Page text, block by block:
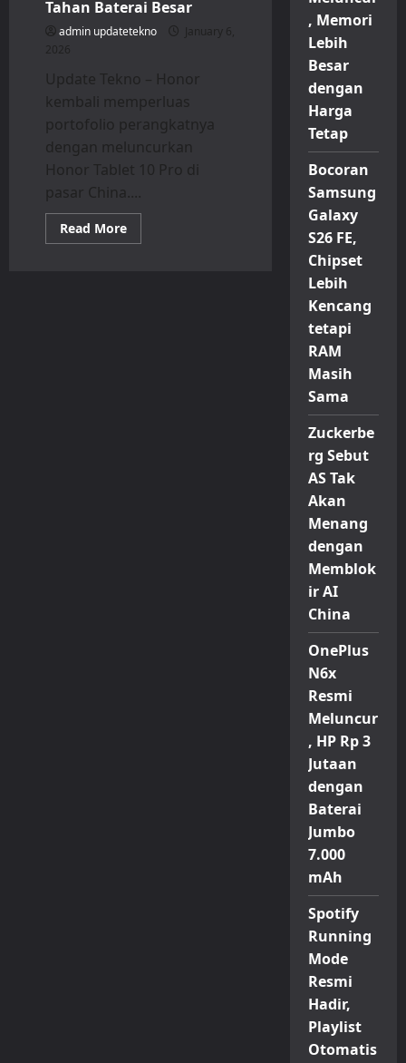
Tahan Baterai Besar
admin updatetekno
January 6,
2026
Update Tekno – Honor
kembali memperluas
portofolio perangkatnya
dengan meluncurkan
Honor Tablet 10 Pro di
pasar China....
Read MoreRead
more
, Memori
Lebih
Besar
dengan
Harga
Tetap
Bocoran
Samsung
Galaxy
S26 FE,
Chipset
Lebih
Kencang
tetapi
RAM
Masih
Sama
Zuckerbe
rg Sebut
AS Tak
Akan
Menang
dengan
Memblok
ir AI
China
OnePlus
N6x
Resmi
Meluncur
, HP Rp 3
Jutaan
dengan
Baterai
Jumbo
7.000
mAh
Spotify
Running
Mode
Resmi
Hadir,
Playlist
Otomatis